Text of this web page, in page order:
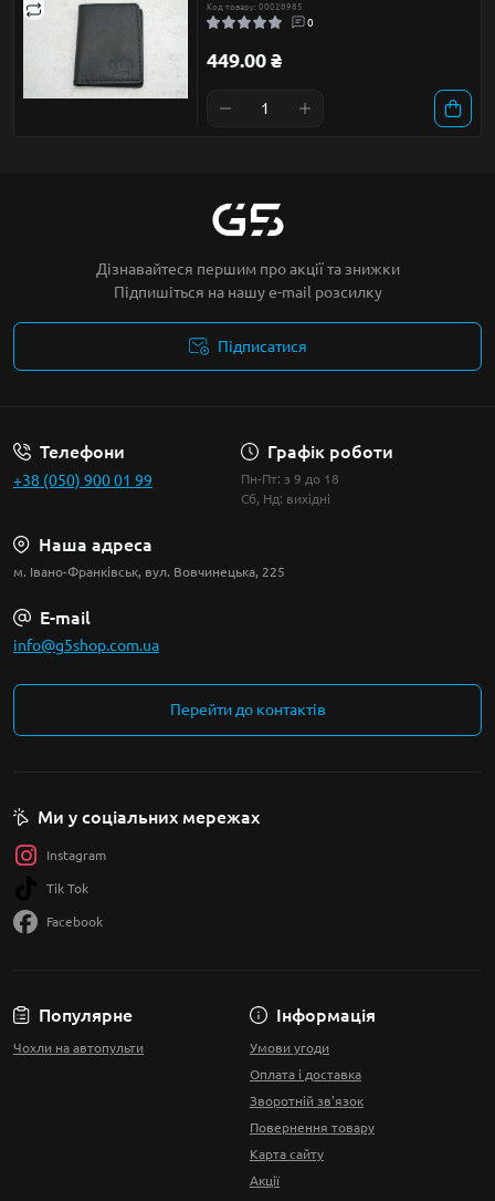
Код товару: 00028985
0
449.00 ₴
Дізнавайтеся першим про акції та знижки
Підпишіться на нашу e-mail розсилку
Підписатися
Телефони
+38 (050) 900 01 99
Графік роботи
Пн-Пт: з 9 до 18
Сб, Нд: вихідні
Наша адреса
м. Івано-Франківськ, вул. Вовчинецька, 225
E-mail
info@g5shop.com.ua
Перейти до контактів
Популярне
Чохли на автопульти
Інформація
Умови угоди
Оплата і доставка
Зворотній зв'язок
Повернення товару
Карта сайту
Акції
Ми у соціальних мережах
Instagram
Tik Tok
Facebook